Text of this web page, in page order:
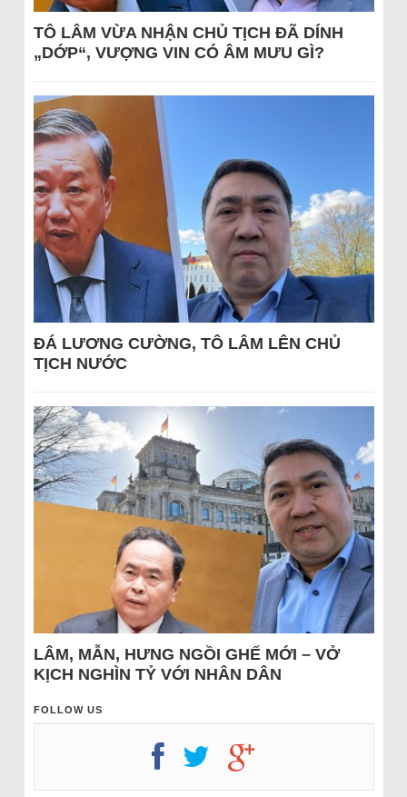
TÔ LÂM VỪA NHẬN CHỦ TỊCH ĐÃ DÍNH
„DỚP“, VƯỢNG VIN CÓ ÂM MƯU GÌ?
ĐÁ LƯƠNG CƯỜNG, TÔ LÂM LÊN CHỦ
TỊCH NƯỚC
LÂM, MẪN, HƯNG NGỒI GHẾ MỚI – VỞ
KỊCH NGHÌN TỶ VỚI NHÂN DÂN
FOLLOW US